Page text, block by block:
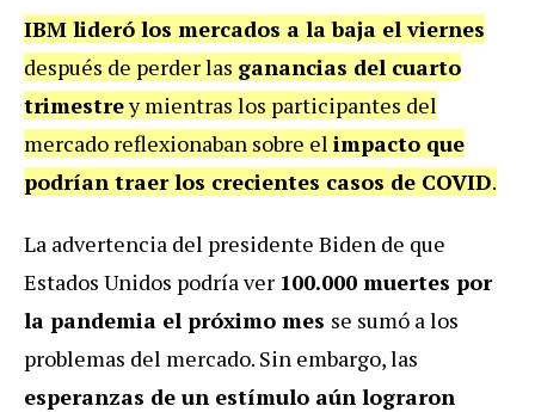
IBM lideró los mercados a la baja el viernes
después de perder las ganancias del cuarto
trimestrey mientras los participantes del
mercado reflexionaban sobre el impacto que
podrían traer los crecientes casos de COVID.
La advertencia del presidente Biden de que
Estados Unidos podría ver 100.000 muertes por
la pandemia el próximo mes se sumó a los
problemas del mercado. Sin embargo, las
esperanzas de un estímulo aún lograron